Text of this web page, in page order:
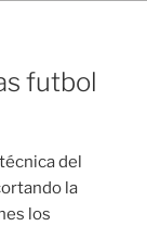
futbol
del
la
los